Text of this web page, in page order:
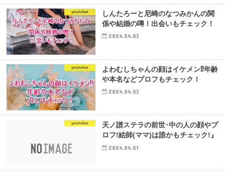
youtuber
しんたろーと尼崎のなつみかんの関
係や結婚の噂！出会いもチェック！
2024.04.03
youtuber
よわむしちゃんの顔はイケメン⁉年齢
や本名などプロフもチェック！
2024.04.03
youtuber
天ノ譜ステラの前世･中の人の顔やプ
ロフ!絵師(ママ)は誰かもチェック!』
2024.04.01